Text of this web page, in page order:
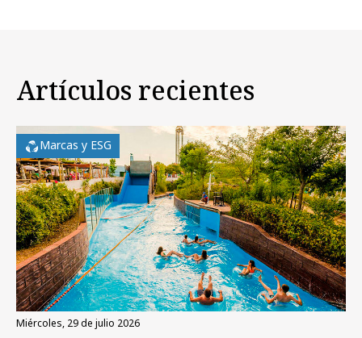
Artículos recientes
Marcas y ESG
miércoles, 29 de julio 2026